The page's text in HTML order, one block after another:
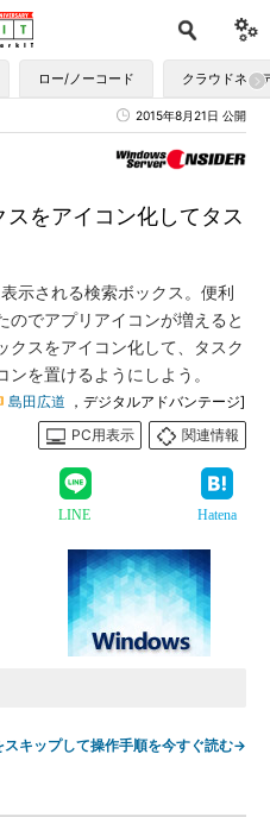
ロー/ノーコード クラウドネイ
2015年8月21日 公開
をアイコン化してタス
示される検索ボックス。便利
のでアプリアイコンが増えると
クスをアイコン化して、タスク
を置けるようにしよう。
島田広道 ，デジタルアドバンテージ]
PC用表示
関連情報
LINE Hatena
スキップして操作手順を今すぐ読む→